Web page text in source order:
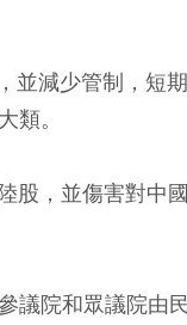
減少管制，短期
類。
，並傷害對中
議院和眾議院由